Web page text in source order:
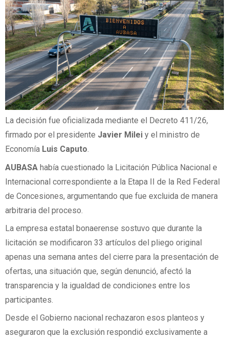
La decisión fue oficializada mediante el Decreto 411/26,
firmado por el presidente Javier Milei y el ministro de
Economía Luis Caputo.
AUBASA había cuestionado la Licitación Pública Nacional e
Internacional correspondiente a la Etapa II de la Red Federal
de Concesiones, argumentando que fue excluida de manera
arbitraria del proceso.
La empresa estatal bonaerense sostuvo que durante la
licitación se modificaron 33 artículos del pliego original
apenas una semana antes del cierre para la presentación de
ofertas, una situación que, según denunció, afectó la
transparencia y la igualdad de condiciones entre los
participantes.
Desde el Gobierno nacional rechazaron esos planteos y
aseguraron que la exclusión respondió exclusivamente a